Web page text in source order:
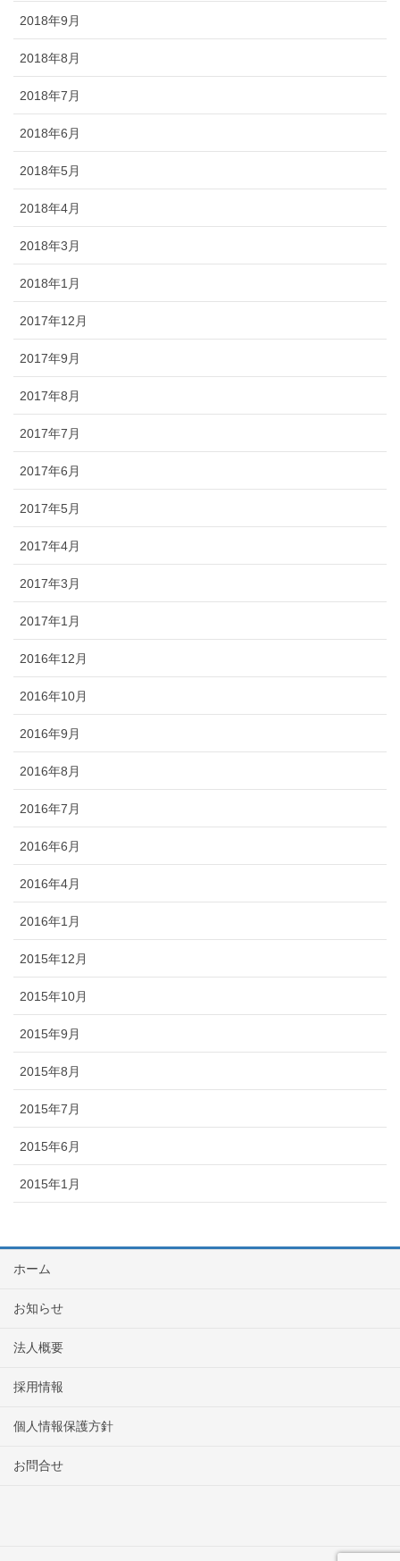
2018年9月
2018年8月
2018年7月
2018年6月
2018年5月
2018年4月
2018年3月
2018年1月
2017年12月
2017年9月
2017年8月
2017年7月
2017年6月
2017年5月
2017年4月
2017年3月
2017年1月
2016年12月
2016年10月
2016年9月
2016年8月
2016年7月
2016年6月
2016年4月
2016年1月
2015年12月
2015年10月
2015年9月
2015年8月
2015年7月
2015年6月
2015年1月
ホーム
お知らせ
法人概要
採用情報
個人情報保護方針
お問合せ